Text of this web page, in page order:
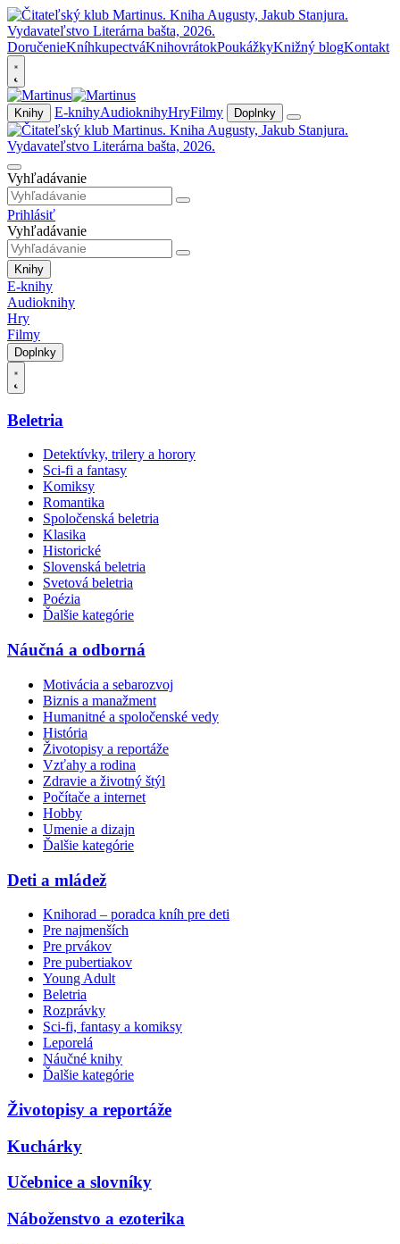
DoručenieKníhkupectváKnihovrátokPoukážkyKnižný blogKontakt
Knihy E-knihyAudioknihyHryFilmy Doplnky
Vyhľadávanie
Prihlásiť
Vyhľadávanie
Knihy
E-knihy
Audioknihy
Hry
Filmy
Doplnky
Beletria
Detektívky, trilery a horory
Sci-fi a fantasy
Komiksy
Romantika
Spoločenská beletria
Klasika
Historické
Slovenská beletria
Svetová beletria
Poézia
Ďalšie kategórie
Náučná a odborná
Motivácia a sebarozvoj
Biznis a manažment
Humanitné a spoločenské vedy
História
Životopisy a reportáže
Vzťahy a rodina
Zdravie a životný štýl
Počítače a internet
Hobby
Umenie a dizajn
Ďalšie kategórie
Deti a mládež
Knihorad – poradca kníh pre deti
Pre najmenších
Pre prvákov
Pre pubertiakov
Young Adult
Beletria
Rozprávky
Sci-fi, fantasy a komiksy
Leporelá
Náučné knihy
Ďalšie kategórie
Životopisy a reportáže
Kuchárky
Učebnice a slovníky
Náboženstvo a ezoterika